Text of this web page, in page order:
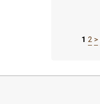
1 2 >